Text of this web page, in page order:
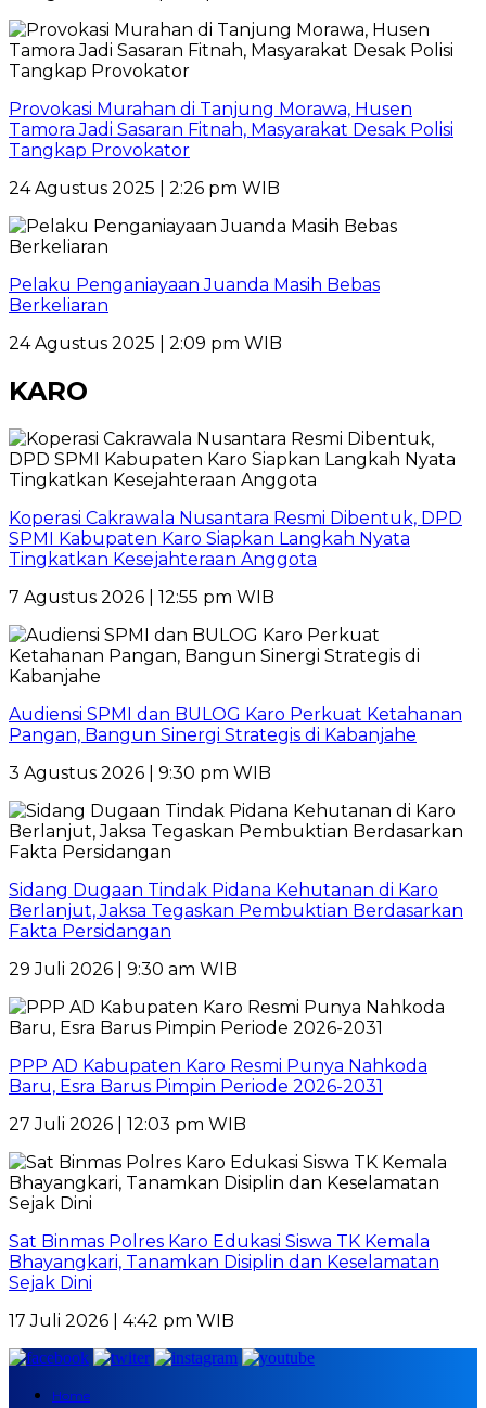
Provokasi Murahan di Tanjung Morawa, Husen
Tamora Jadi Sasaran Fitnah, Masyarakat Desak Polisi
Tangkap Provokator
24 Agustus 2025 | 2:26 pm WIB
Pelaku Penganiayaan Juanda Masih Bebas
Berkeliaran
24 Agustus 2025 | 2:09 pm WIB
KARO
Koperasi Cakrawala Nusantara Resmi Dibentuk, DPD
SPMI Kabupaten Karo Siapkan Langkah Nyata
Tingkatkan Kesejahteraan Anggota
7 Agustus 2026 | 12:55 pm WIB
Audiensi SPMI dan BULOG Karo Perkuat Ketahanan
Pangan, Bangun Sinergi Strategis di Kabanjahe
3 Agustus 2026 | 9:30 pm WIB
Sidang Dugaan Tindak Pidana Kehutanan di Karo
Berlanjut, Jaksa Tegaskan Pembuktian Berdasarkan
Fakta Persidangan
29 Juli 2026 | 9:30 am WIB
PPP AD Kabupaten Karo Resmi Punya Nahkoda
Baru, Esra Barus Pimpin Periode 2026-2031
27 Juli 2026 | 12:03 pm WIB
Sat Binmas Polres Karo Edukasi Siswa TK Kemala
Bhayangkari, Tanamkan Disiplin dan Keselamatan
Sejak Dini
17 Juli 2026 | 4:42 pm WIB
Home